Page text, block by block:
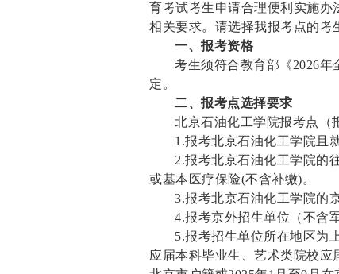
育考试考生申请合理便利实施办
相关要求。请选择我报考点的考
一、报考资格
考生须符合教育部《2026
定。
二、报考点选择要求
北京石油化工学院报考点（
1.报考北京石油化工学院且
2.报考北京石油化工学院的
或基本医疗保险(不含补缴)。
3.报考北京石油化工学院的
4.报考京外招生单位（不含
5.报考招生单位所在地区为
应届本科毕业生、艺术类院校